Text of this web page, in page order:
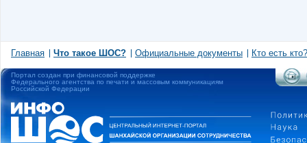
Главная Что такое ШОС? Официальные документы Кто есть кто?
Портал создан при финансовой поддержке
Федерального агентства по печати и массовым коммуникациям
Российской Федерации